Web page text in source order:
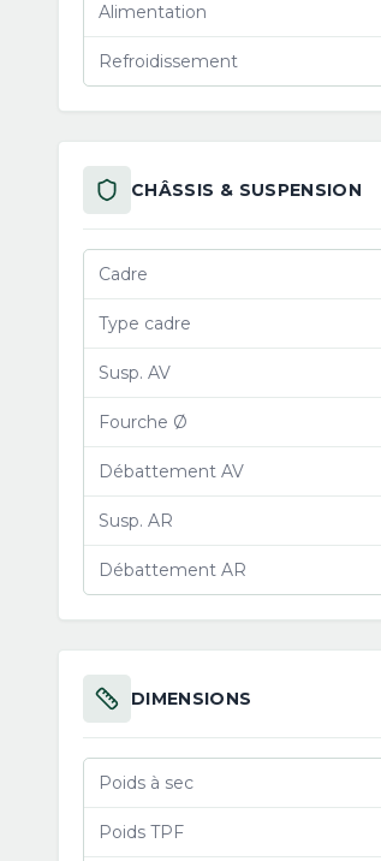
Alimentation
Refroidissement
CHÂSSIS & SUSPENSION
Cadre
Type cadre
Susp. AV
Fourche Ø
Débattement AV
Susp. AR
Débattement AR
DIMENSIONS
Poids à sec
Poids TPF